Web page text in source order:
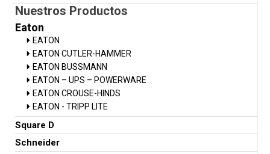
Nuestros Productos
Eaton
EATON
EATON CUTLER-HAMMER
EATON BUSSMANN
EATON – UPS – POWERWARE
EATON CROUSE-HINDS
EATON - TRIPP LITE
Square D
Schneider